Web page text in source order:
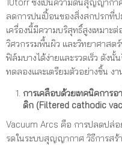
10torr ซึ่งเป็นความดันสุญญากา
ลดการปนเปื้อนของสิ่งสกปรกที่
เครื่องนี้มีความบริสุทธิ์สูงเหมาะ
วิศวกรรมพื้นผิว และวิทยาศาสต
ฟิล์มบางได้ง่ายและรวดเร็ว ดังนั้
ทดลองและเตรียมตัวอย่างชิ้น ง
การเคลือบด้วยเทคนิคการ
ดิก (Filtered cathodic
Vacuum Arcs คือ การปลดปล่อ
รดในระบบสุญญากาศ วิธีการส